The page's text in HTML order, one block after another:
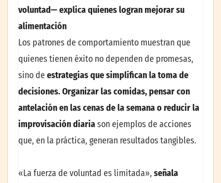
voluntad— explica quienes logran mejorar su
alimentación
Los patrones de comportamiento muestran que
quienes tienen éxito no dependen de promesas,
sino de estrategias que simplifican la toma de
decisiones. Organizar las comidas, pensar con
antelación en las cenas de la semana o reducir la
improvisación diariason ejemplos de acciones
que, en la práctica, generan resultados tangibles.
«La fuerza de voluntad es limitada», señala